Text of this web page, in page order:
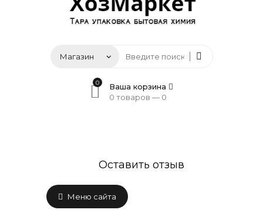
0
Ваша корзина
0 товаров — 0
Оставить отзыв
Меню сайта